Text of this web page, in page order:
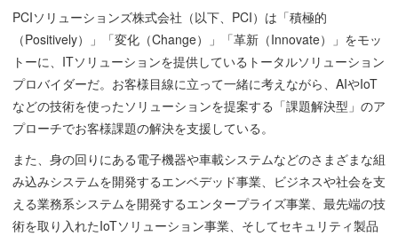
PCIソリューションズ株式会社（以下、PCI）は「積極的
（Positively）」「変化（Change）」「革新（Innovate）」をモッ
トーに、ITソリューションを提供しているトータルソリューション
プロバイダーだ。お客様目線に立って一緒に考えながら、AIやIoT
などの技術を使ったソリューションを提案する「課題解決型」のア
プローチでお客様課題の解決を支援している。
また、身の回りにある電子機器や車載システムなどのさまざまな組
み込みシステムを開発するエンベデッド事業、ビジネスや社会を支
える業務系システムを開発するエンタープライズ事業、最先端の技
術を取り入れたIoTソリューション事業、そしてセキュリティ製品